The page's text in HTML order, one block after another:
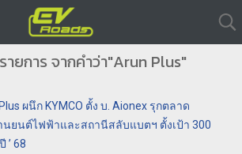
ยการ จากคำว่า"Arun Plus"
ผนึก KYMCO ตั้ง บ. Aionex รุกตลาด
นยนต์ไฟฟ้าและสถานีสลับแบตฯ ตั้งเป้า 300
’ 68